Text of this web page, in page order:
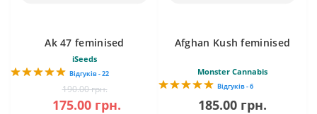
Ak 47 feminised
iSeeds
Відгуків - 22
190.00 грн.
175.00 грн.
Afghan Kush feminised
Monster Cannabis
Відгуків - 6
185.00 грн.